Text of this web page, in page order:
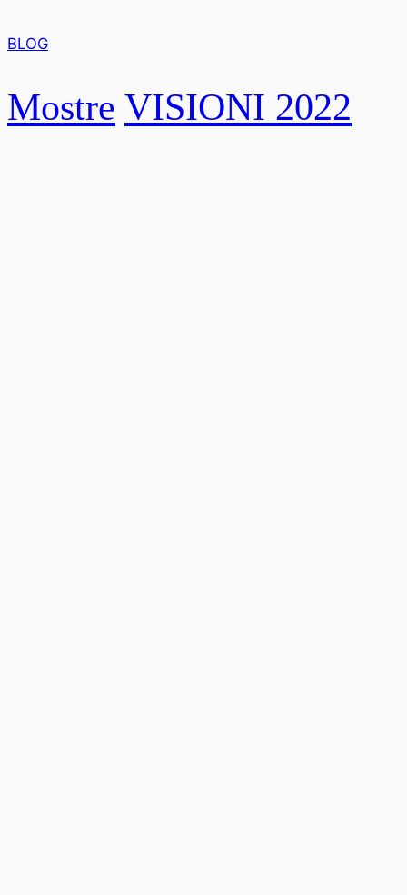
BLOG
Mostre VISIONI 2022